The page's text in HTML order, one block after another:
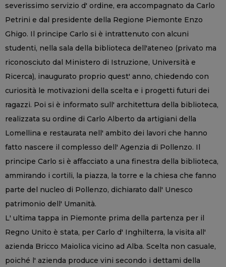
severissimo servizio d' ordine, era accompagnato da Carlo
Petrini e dal presidente della Regione Piemonte Enzo
Ghigo. Il principe Carlo si è intrattenuto con alcuni
studenti, nella sala della biblioteca dell'ateneo (privato ma
riconosciuto dal Ministero di Istruzione, Università e
Ricerca), inaugurato proprio quest' anno, chiedendo con
curiosità le motivazioni della scelta e i progetti futuri dei
ragazzi. Poi si è informato sull' architettura della biblioteca,
realizzata su ordine di Carlo Alberto da artigiani della
Lomellina e restaurata nell' ambito dei lavori che hanno
fatto nascere il complesso dell' Agenzia di Pollenzo. Il
principe Carlo si è affacciato a una finestra della biblioteca,
ammirando i cortili, la piazza, la torre e la chiesa che fanno
parte del nucleo di Pollenzo, dichiarato dall' Unesco
patrimonio dell' Umanità.
L' ultima tappa in Piemonte prima della partenza per il
Regno Unito è stata, per Carlo d' Inghilterra, la visita all'
azienda Bricco Maiolica vicino ad Alba. Scelta non casuale,
poiché l' azienda produce vini secondo i dettami della